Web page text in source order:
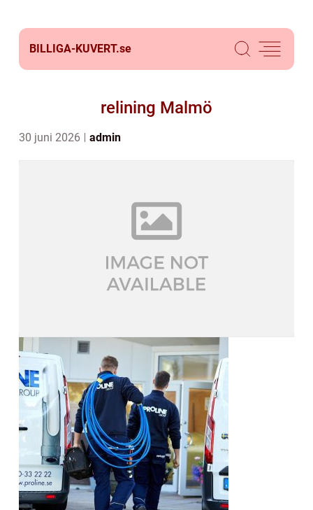
BILLIGA-KUVERT.se
relining Malmö
30 juni 2026 admin